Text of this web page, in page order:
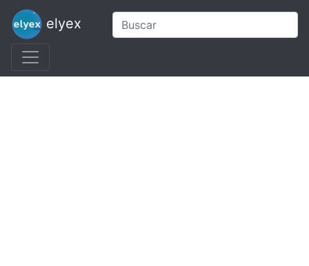
elyex